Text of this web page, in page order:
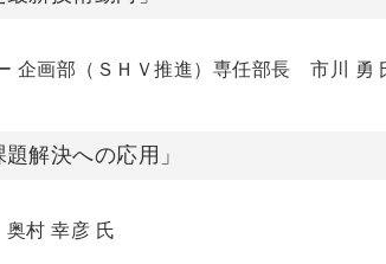
企画部（ＳＨＶ推進）専任部長 市川 勇
解決への応用」
村 幸彦 氏